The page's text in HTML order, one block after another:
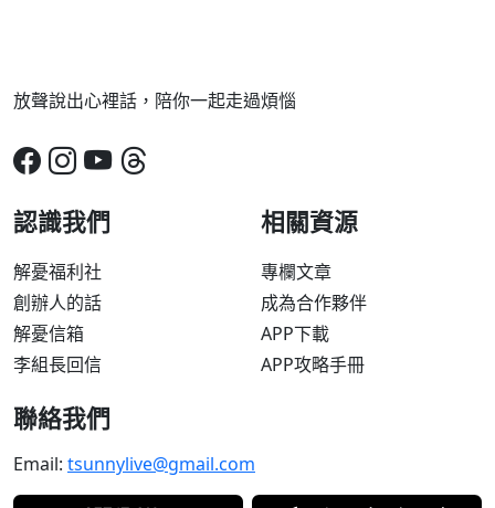
放聲說出心裡話，陪你一起走過煩惱
認識我們
解憂福利社
創辦人的話
解憂信箱
李組長回信
相關資源
專欄文章
成為合作夥伴
APP下載
APP攻略手冊
聯絡我們
Email: tsunnylive@gmail.com